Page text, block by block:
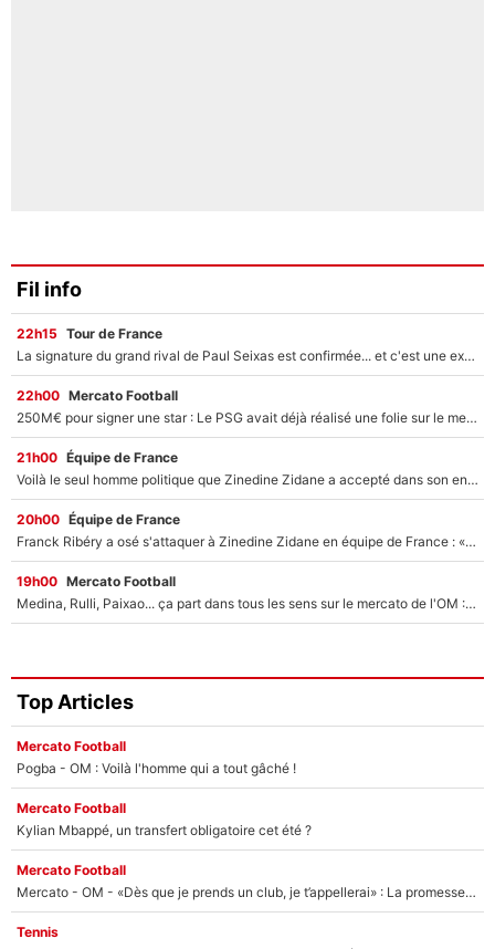
Fil info
22h15 Tour de France
La signature du grand rival de Paul Seixas est confirmée... et c'est une excellente nouvelle pour l'équipe Decathlon-CMA CGM !
22h00 Mercato Football
250M€ pour signer une star : Le PSG avait déjà réalisé une folie sur le mercato bien avant Neymar !
21h00 Équipe de France
Voilà le seul homme politique que Zinedine Zidane a accepté dans son entourage : «Je garde un très bon souvenir de lui»
20h00 Équipe de France
Franck Ribéry a osé s'attaquer à Zinedine Zidane en équipe de France : «Je n'aurais jamais fait ça»
19h00 Mercato Football
Medina, Rulli, Paixao... ça part dans tous les sens sur le mercato de l'OM : Frank McCourt va enfin récupérer l'argent qu'il attend ?
Top Articles
Mercato Football
Pogba - OM : Voilà l'homme qui a tout gâché !
Mercato Football
Kylian Mbappé, un transfert obligatoire cet été ?
Mercato Football
Mercato - OM - «Dès que je prends un club, je t’appellerai» : La promesse de Marcelino au moment de claquer la porte
Tennis